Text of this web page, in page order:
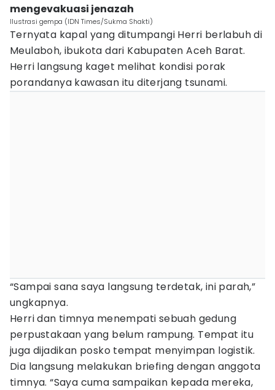
mengevakuasi jenazah
Ilustrasi gempa (IDN Times/Sukma Shakti)
Ternyata kapal yang ditumpangi Herri berlabuh di
Meulaboh, ibukota dari Kabupaten Aceh Barat.
Herri langsung kaget melihat kondisi porak
porandanya kawasan itu diterjang tsunami.
“Sampai sana saya langsung terdetak, ini parah,”
ungkapnya.
Herri dan timnya menempati sebuah gedung
perpustakaan yang belum rampung. Tempat itu
juga dijadikan posko tempat menyimpan logistik.
Dia langsung melakukan briefing dengan anggota
timnya. “Saya cuma sampaikan kepada mereka,